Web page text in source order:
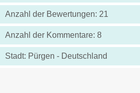
Anzahl der Bewertungen: 21
Anzahl der Kommentare: 8
Stadt: Pürgen - Deutschland